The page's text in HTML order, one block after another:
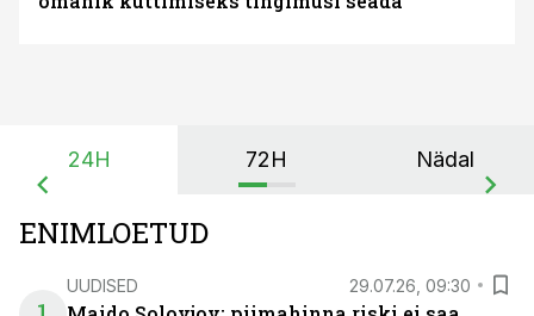
24H 72H Nädal
ENIMLOETUD
UUDISED 29.07.26, 09:30